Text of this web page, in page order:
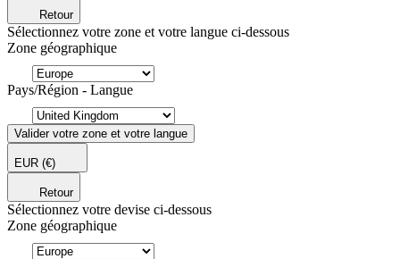
Retour
Sélectionnez votre zone et votre langue ci-dessous
Zone géographique
Pays/Région - Langue
Valider votre zone et votre langue
EUR (€)
Retour
Sélectionnez votre devise ci-dessous
Zone géographique